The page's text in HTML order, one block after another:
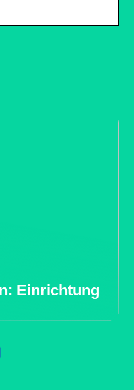
Einrichtung